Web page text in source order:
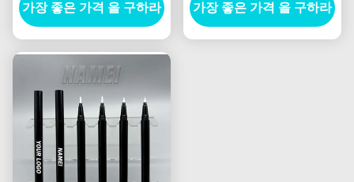
인러 튜브 바퀴벌레 액체
아이 라인러 패키지
가장 좋은 가격 을 구하라
브
가장 좋은 가격 을 구하라